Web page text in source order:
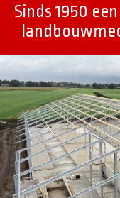
Sinds 1950